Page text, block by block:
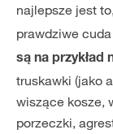
najlepsze jest
prawdziwe
są na przykład
truskawki (jako
wiszące kosze,
porzeczki,